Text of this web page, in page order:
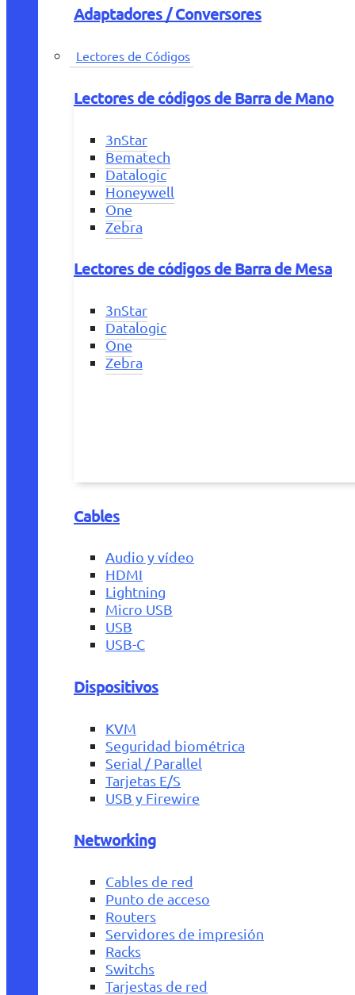
Adaptadores / Conversores
Lectores de Códigos
Lectores de códigos de Barra de Mano
3nStar
Bematech
Datalogic
Honeywell
One
Zebra
Lectores de códigos de Barra de Mesa
3nStar
Datalogic
One
Zebra
Cables
Audio y vídeo
HDMI
Lightning
Micro USB
USB
USB-C
Dispositivos
KVM
Seguridad biométrica
Serial / Parallel
Tarjetas E/S
USB y Firewire
Networking
Cables de red
Punto de acceso
Routers
Servidores de impresión
Racks
Switchs
Tarjestas de red